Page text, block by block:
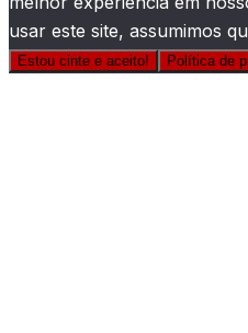
usar este site, assumimos
Estou cinte e aceito! Política de